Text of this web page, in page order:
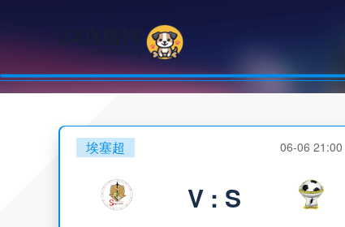
埃塞超 06-06 21:00
V : S